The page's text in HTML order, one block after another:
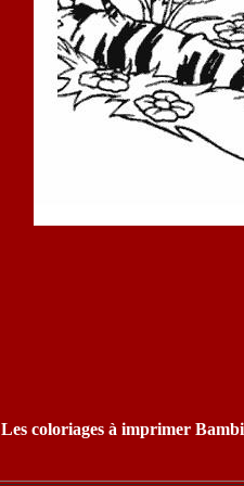
Les coloriages à imprimer